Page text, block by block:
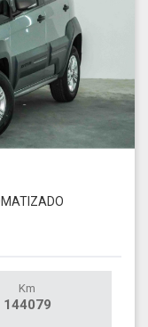
Km
144079